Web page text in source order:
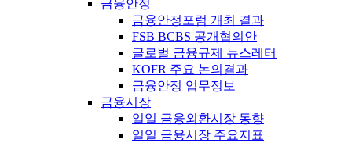
금융안정
금융안정포럼 개최 결과
FSB BCBS 공개협의안
글로벌 금융규제 뉴스레터
KOFR 주요 논의결과
금융안정 업무정보
금융시장
일일 금융외환시장 동향
일일 금융시장 주요지표